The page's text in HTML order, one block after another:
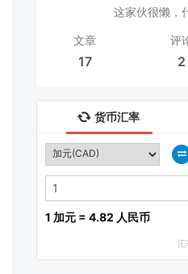
这家伙很懒，
文章
17
评
2
货币汇率
1 加元 = 4.82 人民币